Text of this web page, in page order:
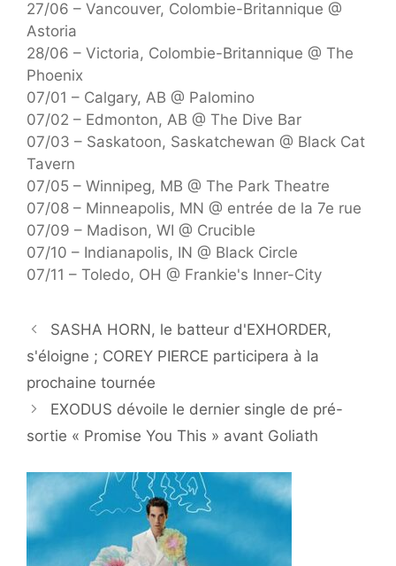
27/06 – Vancouver, Colombie-Britannique @
Astoria
28/06 – Victoria, Colombie-Britannique @ The
Phoenix
07/01 – Calgary, AB @ Palomino
07/02 – Edmonton, AB @ The Dive Bar
07/03 – Saskatoon, Saskatchewan @ Black Cat
Tavern
07/05 – Winnipeg, MB @ The Park Theatre
07/08 – Minneapolis, MN @ entrée de la 7e rue
07/09 – Madison, WI @ Crucible
07/10 – Indianapolis, IN @ Black Circle
07/11 – Toledo, OH @ Frankie's Inner-City
SASHA HORN, le batteur d'EXHORDER,
s'éloigne ; COREY PIERCE participera à la
prochaine tournée
EXODUS dévoile le dernier single de pré-
sortie « Promise You This » avant Goliath